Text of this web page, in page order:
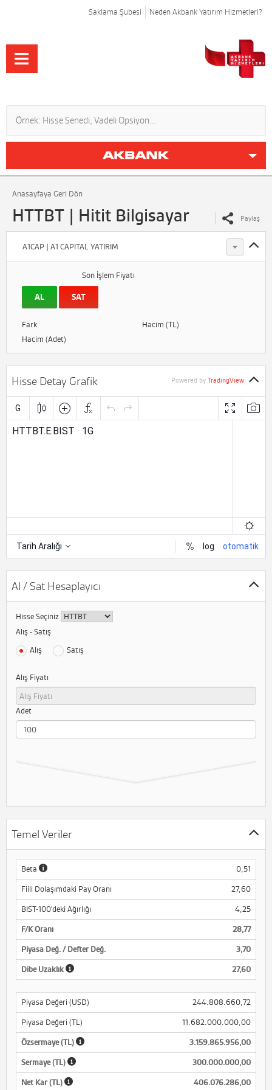
Saklama Şubesi Neden Akbank Yatırım Hizmetleri?
Anasayfaya Geri Dön
HTTBT | Hitit Bilgisayar Paylaş
A1CAP | A1 CAPITAL YATIRIM
Son İşlem Fiyatı
AL SAT
Fark
Hacim (TL)
Hacim (Adet)
Hisse Detay Grafik Powered by TradingView
Al / Sat Hesaplayıcı
Hisse Seçiniz
Alış - Satış
Alış
Satış
Alış Fiyatı
Adet
Temel Veriler
Beta 0,51
Fiili Dolaşımdaki Pay Oranı 27,60
BIST-100'deki Ağırlığı 4,25
F/K Oranı 28,77
Piyasa Değ. / Defter Değ. 3,70
Dibe Uzaklık 27,60
Piyasa Değeri (USD) 244.808.660,72
Piyasa Değeri (TL) 11.682.000.000,00
Özsermaye (TL) 3.159.865.956,00
Sermaye (TL) 300.000.000,00
Net Kar (TL) 406.076.286,00